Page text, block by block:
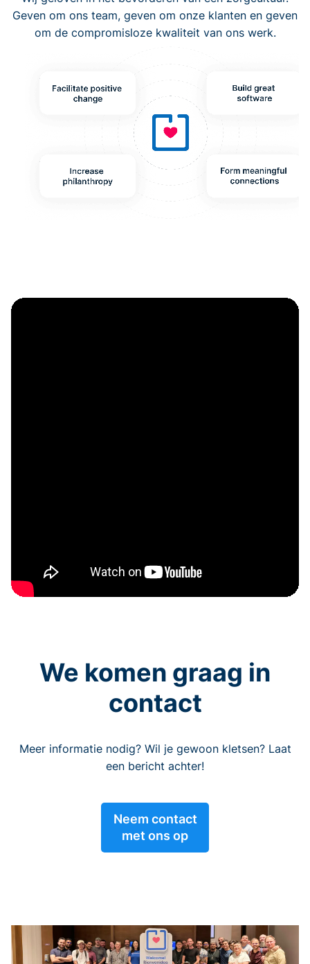
Geven om ons team, geven om onze klanten en geven
om de compromisloze kwaliteit van ons werk.
We komen graag in
contact
Meer informatie nodig? Wil je gewoon kletsen? Laat
een bericht achter!
Neem contact
met ons op